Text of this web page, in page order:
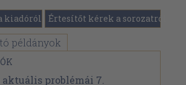
kiadóról Értesítőt kérek a sorozatról
példányok